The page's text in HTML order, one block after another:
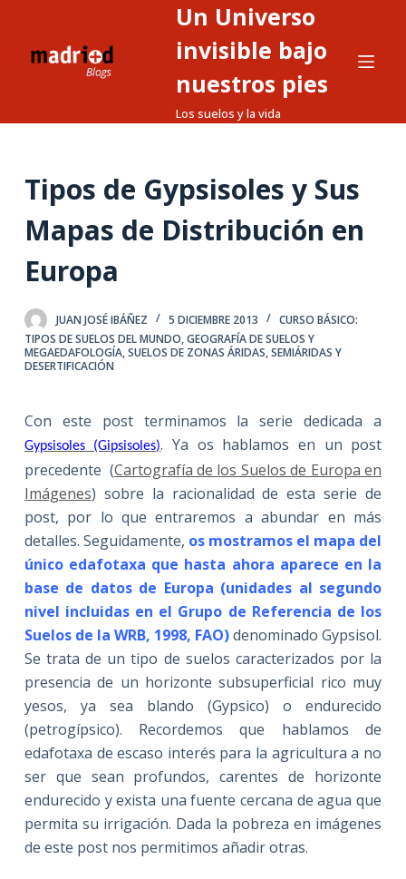
n
d
Un Universo
invisible bajo
nuestros pies
Los suelos y la vida
Tipos de Gypsisoles y Sus
Mapas de Distribución en
Europa
JUAN JOSÉ IBÁÑEZ 5 DICIEMBRE 2013
CURSO BÁSICO:
TIPOS DE SUELOS DEL MUNDO,GEOGRAFÍA DE SUELOS Y
MEGAEDAFOLOGÍA,SUELOS DE ZONAS ÁRIDAS, SEMIÁRIDAS Y
DESERTIFICACIÓN
Con este post terminamos la serie dedicada a
Gypsisoles (Gipsisoles). Ya os hablamos en un post
precedente (Cartografía de los Suelos de Europa en
Imágenes) sobre la racionalidad de esta serie de
post, por lo que entraremos a abundar en más
detalles. Seguidamente, os mostramos el mapa del
único edafotaxa que hasta ahora aparece en la
base de datos de Europa (unidades al segundo
nivel incluidas en el Grupo de Referencia de los
Suelos de la WRB, 1998, FAO)denominado Gypsisol.
Se trata de un tipo de suelos caracterizados por la
presencia de un horizonte subsuperficial rico muy
yesos, ya sea blando (Gypsico) o endurecido
(petrogípsico). Recordemos que hablamos de
edafotaxa de escaso interés para la agricultura a no
ser que sean profundos, carentes de horizonte
endurecido y exista una fuente cercana de agua que
permita su irrigación. Dada la pobreza en imágenes
de este post nos permitimos añadir otras.